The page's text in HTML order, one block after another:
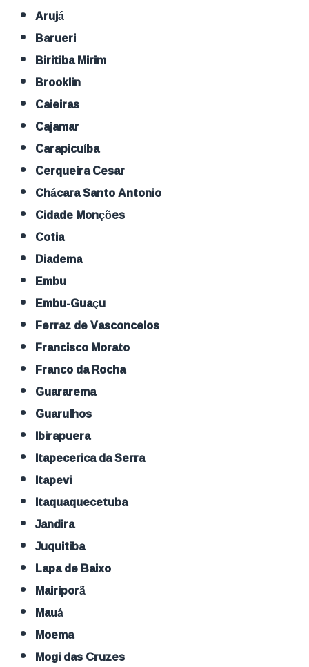
Arujá
Barueri
Biritiba Mirim
Brooklin
Caieiras
Cajamar
Carapicuíba
Cerqueira Cesar
Chácara Santo Antonio
Cidade Monções
Cotia
Diadema
Embu
Embu-Guaçu
Ferraz de Vasconcelos
Francisco Morato
Franco da Rocha
Guararema
Guarulhos
Ibirapuera
Itapecerica da Serra
Itapevi
Itaquaquecetuba
Jandira
Juquitiba
Lapa de Baixo
Mairiporã
Mauá
Moema
Mogi das Cruzes